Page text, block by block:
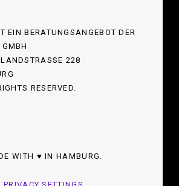
EIN BERATUNGSANGEBOT DER
228
RESERVED.
WITH ♥ IN HAMBURG.